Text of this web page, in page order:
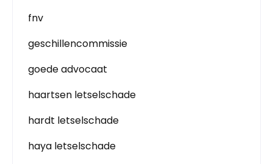
fnv
geschillencommissie
goede advocaat
haartsen letselschade
hardt letselschade
haya letselschade